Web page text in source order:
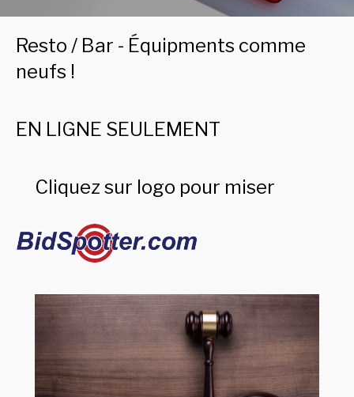
Resto / Bar - Équipments comme
neufs !
EN LIGNE SEULEMENT
Cliquez sur logo pour miser